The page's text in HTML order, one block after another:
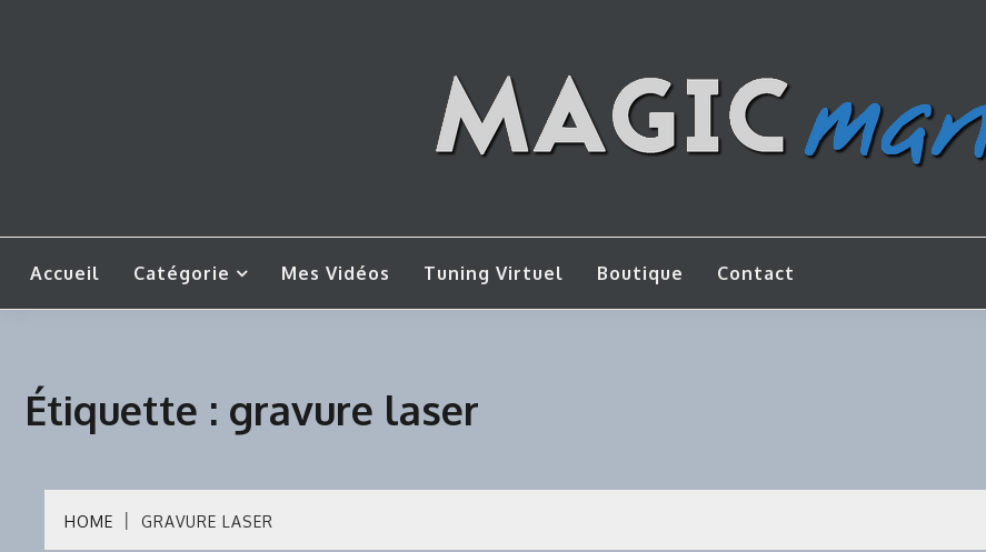
MAGICMANU
Accueil Catégorie Mes Vidéos Tuning Virtuel Boutique Contact
Étiquette : gravure laser
HOME GRAVURE LASER